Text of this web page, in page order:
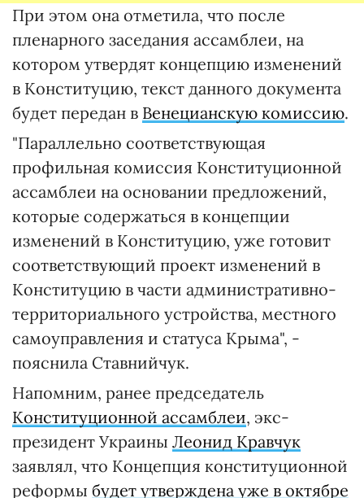
При этом она отметила, что после
пленарного заседания ассамблеи, на
котором утвердят концепцию изменений
в Конституцию, текст данного документа
будет передан в Венецианскую комиссию.
"Параллельно соответствующая
профильная комиссия Конституционной
ассамблеи на основании предложений,
которые содержаться в концепции
изменений в Конституцию, уже готовит
соответствующий проект изменений в
Конституцию в части административно-
территориального устройства, местного
самоуправления и статуса Крыма", -
пояснила Ставнийчук.
Напомним, ранее председатель
Конституционной ассамблеи, экс-
президент Украины Леонид Кравчук
заявлял, что Концепция конституционной
реформы будет утверждена уже в октябре